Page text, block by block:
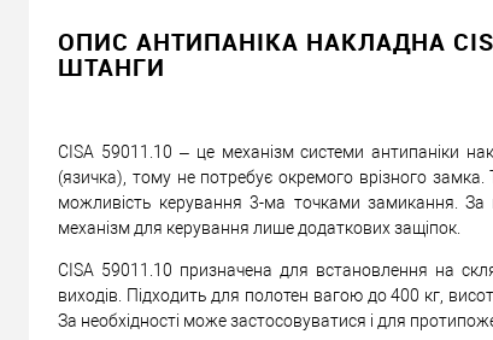
Доставка
Самовивіз
Мінімальна сума замовлення 400 грн
ОПИС АНТИПАНІКА НАКЛАДНА
ШТАНГИ
CISA 59011.10 – це механізм системи антипаніки
(язичка), тому не потребує окремого врізного
можливість керування 3-ма точками замикання.
механізм для керування лише додаткових защіпок.
CISA 59011.10 призначена для встановлення на
виходів. Підходить для полотен вагою до 400 кг,
За необхідності може застосовуватися і для